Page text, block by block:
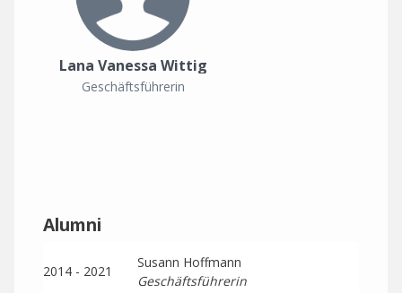
Lana Vanessa Wittig
Geschäftsführerin
Alumni
2014 - 2021
Susann Hoffmann
Geschäftsführerin